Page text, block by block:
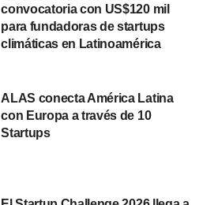
convocatoria con US$120 mil
para fundadoras de startups
climáticas en Latinoamérica
ALAS conecta América Latina
con Europa a través de 10
Startups